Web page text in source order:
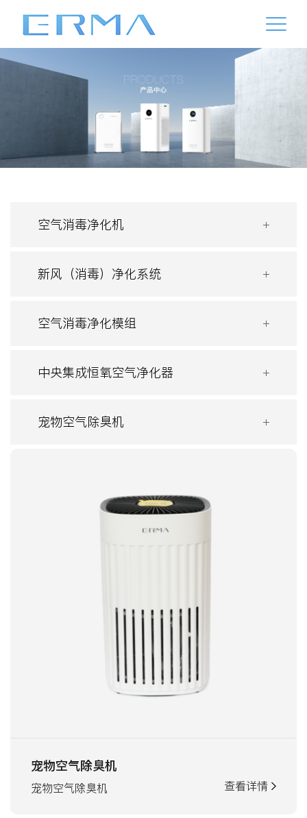
空气消毒净化机
新风（消毒）净化系统
空气消毒净化模组
中央集成恒氧空气净化器
宠物空气除臭机
宠物空气除臭机
宠物空气除臭机 查看详情